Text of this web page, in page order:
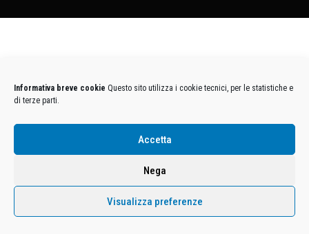
Informativa breve cookie Questo sito utilizza i cookie tecnici, per le statistiche e
di terze parti.
Accetta
Nega
Visualizza preferenze